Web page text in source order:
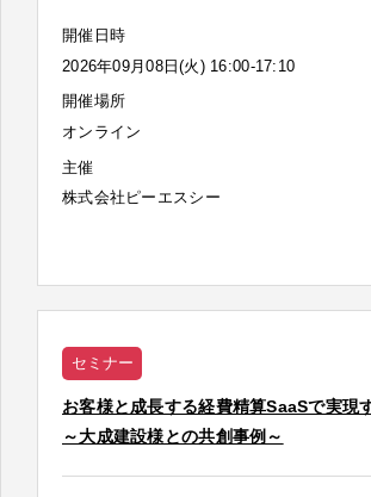
開催日時
2026年09月08日(火) 16:00-17:10
開催場所
オンライン
主催
株式会社ピーエスシー
セミナー
お客様と成長する経費精算SaaSで実現
～大成建設様との共創事例～